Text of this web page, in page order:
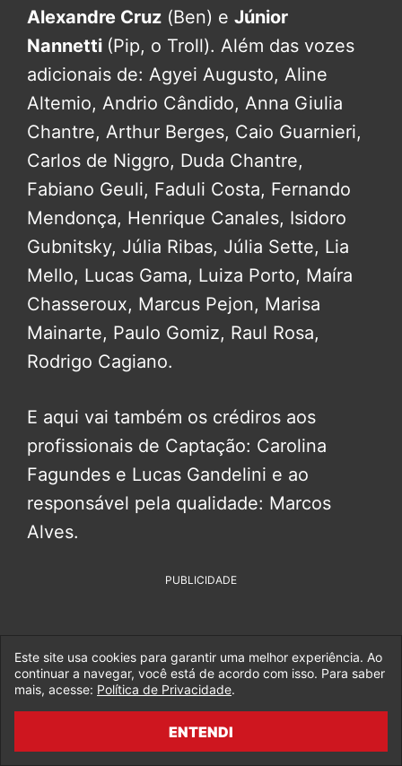
Alexandre Cruz (Ben) e Júnior
Nannetti (Pip, o Troll). Além das vozes
adicionais de: Agyei Augusto, Aline
Altemio, Andrio Cândido, Anna Giulia
Chantre, Arthur Berges, Caio Guarnieri,
Carlos de Niggro, Duda Chantre,
Fabiano Geuli, Faduli Costa, Fernando
Mendonça, Henrique Canales, Isidoro
Gubnitsky, Júlia Ribas, Júlia Sette, Lia
Mello, Lucas Gama, Luiza Porto, Maíra
Chasseroux, Marcus Pejon, Marisa
Mainarte, Paulo Gomiz, Raul Rosa,
Rodrigo Cagiano.
E aqui vai também os crédiros aos
profissionais de Captação: Carolina
Fagundes e Lucas Gandelini e ao
responsável pela qualidade: Marcos
Alves.
PUBLICIDADE
Este site usa cookies para garantir uma melhor experiência. Ao
continuar a navegar, você está de acordo com isso. Para saber
mais, acesse: Política de Privacidade.
ENTENDI